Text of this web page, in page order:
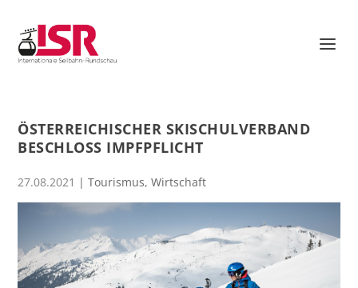
ÖSTERREICHISCHER SKISCHULVERBAND
BESCHLOSS IMPFPFLICHT
27.08.2021 |Tourismus,Wirtschaft